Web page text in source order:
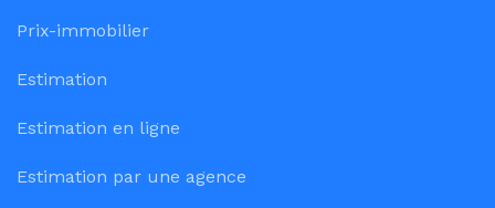
Prix-immobilier
Estimation
Estimation en ligne
Estimation par une agence